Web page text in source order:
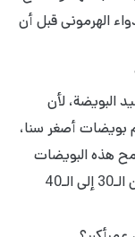
تناول الدواء الهرمونى قبل أن
البويضة، لأن
أصغر سنا،
ما بين الـ20 والـ30، وتسمح هذه البويضات
المجمدة لولادة أفضل للسيدة فى سن ما بين الـ30 إلى الـ40